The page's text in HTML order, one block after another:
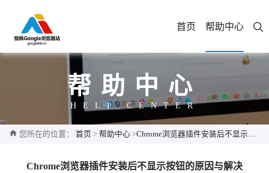
首页 帮助中心
帮助中心
HELP CENTER
您所在的位置： 首页 > 帮助中心 >Chrome浏览器插件安装后不显示按钮的原因与解决
Chrome浏览器插件安装后不显示按钮的原因与解决